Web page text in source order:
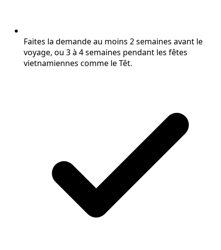
Faites la demande au moins 2 semaines avant le
voyage, ou 3 à 4 semaines pendant les fêtes
vietnamiennes comme le Têt.